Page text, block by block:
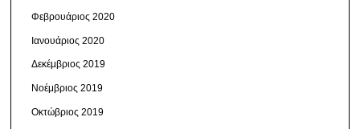
Φεβρουάριος 2020
Ιανουάριος 2020
Δεκέμβριος 2019
Νοέμβριος 2019
Οκτώβριος 2019